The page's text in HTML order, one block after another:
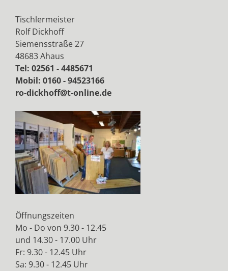
Tischlermeister
Rolf Dickhoff
Siemensstraße 27
48683 Ahaus
Tel: 02561 - 4485671
Mobil: 0160 - 94523166
ro-dickhoff@t-online.de
Öffnungszeiten
Mo - Do von 9.30 - 12.45
und 14.30 - 17.00 Uhr
Fr: 9.30 - 12.45 Uhr
Sa: 9.30 - 12.45 Uhr